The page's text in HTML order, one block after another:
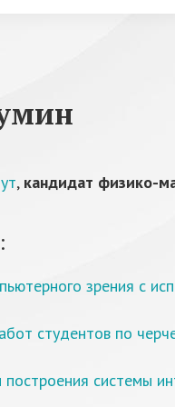
, кандидат физико-
зрения с
студентов по
системы